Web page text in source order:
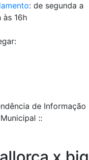
: de segunda a
16h
de Informação
::